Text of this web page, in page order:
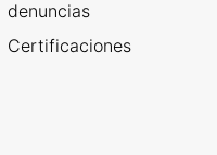
denuncias
Certificaciones